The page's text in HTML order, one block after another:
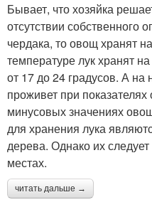
Бывает, что хозяйка
отсутствии собственного
чердака, то овощ хранят
температуре лук хранят
от 17 до 24 градусов. А на
проживет при
минусовых значениях
для хранения лука
дерева. Однако их
местах.
читать дальше →